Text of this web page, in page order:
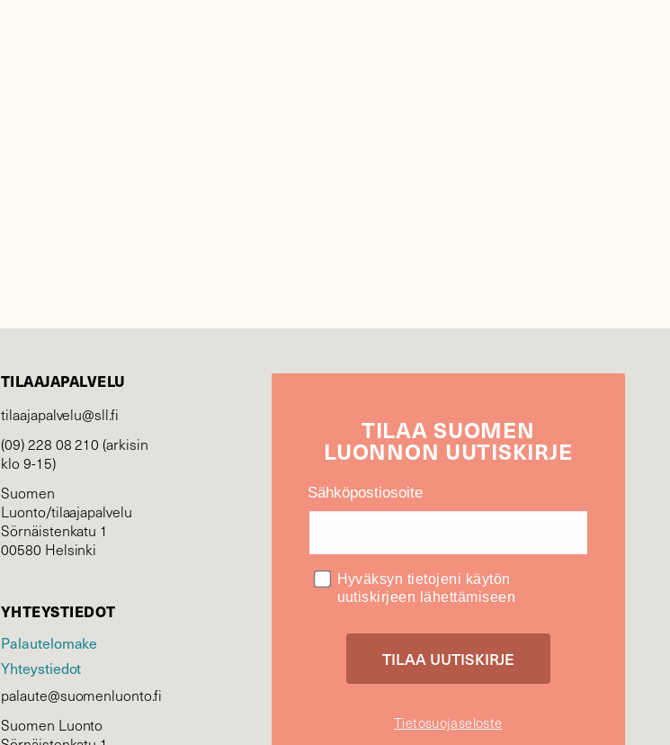
TILAAJAPALVELU
tilaajapalvelu@sll.fi
(09) 228 08 210 (arkisin
klo 9-15)
Suomen
Luonto/tilaajapalvelu
Sörnäistenkatu 1
00580 Helsinki
YHTEYSTIEDOT
Palautelomake
Yhteystiedot
palaute@suomenluonto.fi
Suomen Luonto
TILAASUOMEN
LUONNON UUTIS­KIRJE
Sähköpostiosoite
Hyväksyn tietojeni käytön
uutiskirjeen lähettämiseen
Tietosuojaseloste